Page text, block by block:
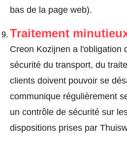
bas de la page web).
Traitement
Creon Kozijnen a
sécurité du transport, du
clients doivent pouvoir se
communique régulièrement
un contrôle de sécurité sur
dispositions prises par